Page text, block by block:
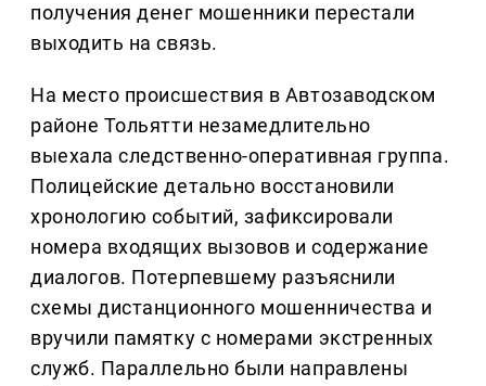
получения денег мошенники перестали
выходить на связь.
На место происшествия в Автозаводском
районе Тольятти незамедлительно
выехала следственно-оперативная группа.
Полицейские детально восстановили
хронологию событий, зафиксировали
номера входящих вызовов и содержание
диалогов. Потерпевшему разъяснили
схемы дистанционного мошенничества и
вручили памятку с номерами экстренных
служб. Параллельно были направлены